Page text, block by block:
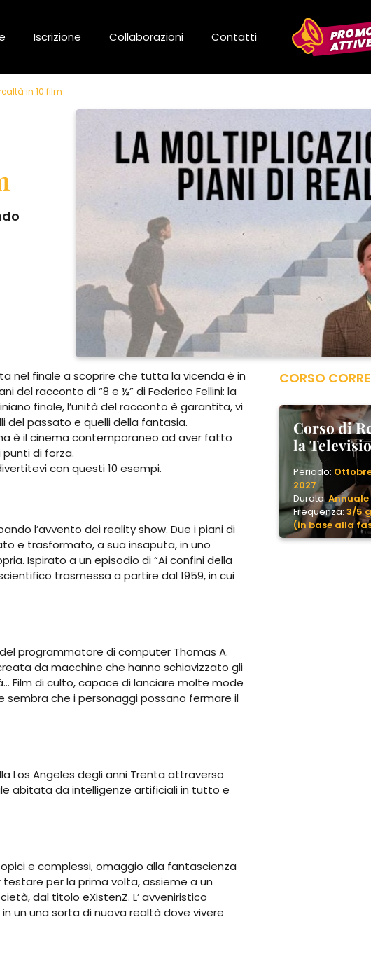
Iscrizione Collaborazioni Contatti
in 10 film
CORSO
Corso di
la
Periodo:
2027
Durata: Annuale
Frequenza: 3/5
(in base alla
nel finale a scoprire che tutta la vicenda è in
del racconto di “8 e ½” di Federico Fellini: la
finale, l’unità del racconto è garantita, vi
del passato e quelli della fantasia.
è il cinema contemporaneo ad aver fatto
di forza.
con questi 10 esempi.
l’avvento dei reality show. Due i piani di
e trasformato, a sua insaputa, in uno
Ispirato a un episodio di “Ai confini della
trasmessa a partire dal 1959, in cui
programmatore di computer Thomas A.
da macchine che hanno schiavizzato gli
Film di culto, capace di lanciare molte mode
che i personaggi possano fermare il
Los Angeles degli anni Trenta attraverso
abitata da intelligenze artificiali in tutto e
e complessi, omaggio alla fantascienza
per la prima volta, assieme a un
dal titolo eXistenZ. L’ avveniristico
un una sorta di nuova realtà dove vivere